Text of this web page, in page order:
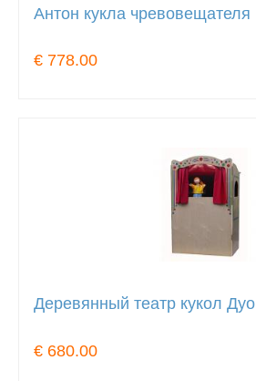
Антон кукла чревовещателя
€ 778.00
Деревянный театр кукол Дуо
€ 680.00